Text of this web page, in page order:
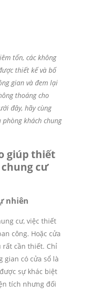
tốn, các không
thiết kế và bố
gian và đem lại
thoáng cho
đây, hãy cùng
khách chung
giúp thiết
cư
nhiên
cư, việc thiết
công. Hoặc cửa
rất cần thiết. Chỉ
gian có cửa sổ là
sự khác biệt
tích nhưng đối